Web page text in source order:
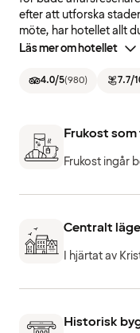
efter att utforska
möte, har hotellet allt
Läs mer om hotellet
4.0/5(980) 7.7/
Frukost
Frukost ingår
Centralt läge
I hjärtat av
Historisk